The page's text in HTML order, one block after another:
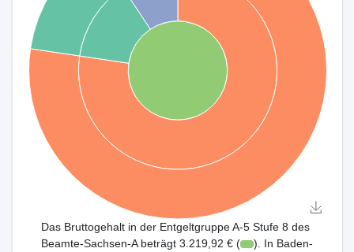
Das Bruttogehalt in der Entgeltgruppe A-5 Stufe 8 des
Beamte-Sachsen-A beträgt 3.219,92 € (
). In Baden-